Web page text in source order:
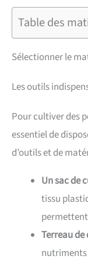
Table des
Sélectionner le
Les outils
Pour cultiver des
essentiel de
d’outils et de
Un sac de
tissu
Terreau
nutriments